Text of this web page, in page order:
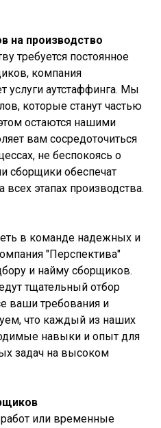
на производство
требуется постоянное
компания
услуги аутстаффинга. Мы
которые станут частью
остаются нашими
вам сосредоточиться
не беспокоясь о
сборщики обеспечат
этапах производства.
в команде надежных и
"Перспектива"
и найму сборщиков.
тщательный отбор
ваши требования и
что каждый из наших
навыки и опыт для
задач на высоком
или временные